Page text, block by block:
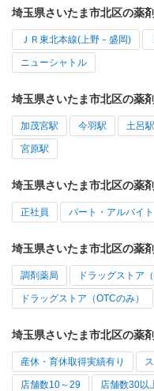
埼玉県さいたま市北区の薬
ＪＲ東北本線(上野－盛岡)
ニューシャトル
埼玉県さいたま市北区の薬
加茂宮駅 今羽駅 土呂駅
宮原駅
埼玉県さいたま市北区の薬
正社員 パート・アルバイト
埼玉県さいたま市北区の薬
調剤薬局 ドラッグストア
ドラッグストア（OTCのみ）
埼玉県さいたま市北区の薬
産休・育休取得実績有り
店舗数10～29 店舗数30以